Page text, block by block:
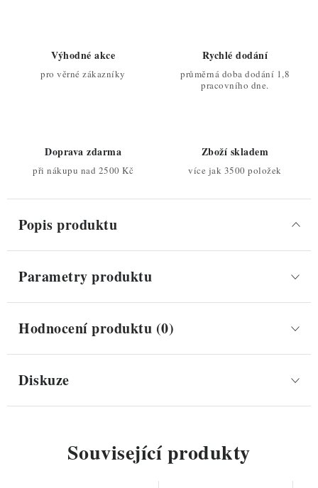
Výhodné akce
pro věrné zákazníky
Rychlé dodání
průměrná doba dodání 1,8
pracovního dne.
Doprava zdarma
při nákupu nad 2500 Kč
Zboží skladem
více jak 3500 položek
Popis produktu
Parametry produktu
Hodnocení produktu (0)
Diskuze
Související produkty